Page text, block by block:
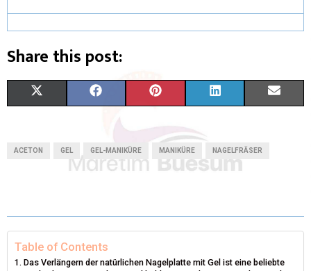
Share this post:
T
T
E
E
O
K
N
T
R
S
D
N
ACETON GEL GEL-MANIKÜRE MANIKÜRE NAGELFRÄSER
Table of Contents
Das Verlängern der natürlichen Nagelplatte mit Gel ist eine beliebte